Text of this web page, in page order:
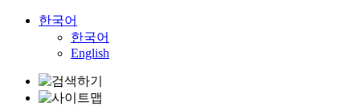
한국어
한국어
English